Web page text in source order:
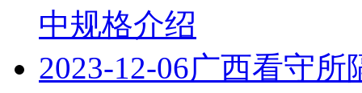
中规格介绍
2023-12-06广西看守所